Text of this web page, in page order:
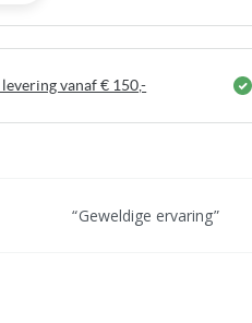
levering vanaf € 150,-
Geweldige ervaring